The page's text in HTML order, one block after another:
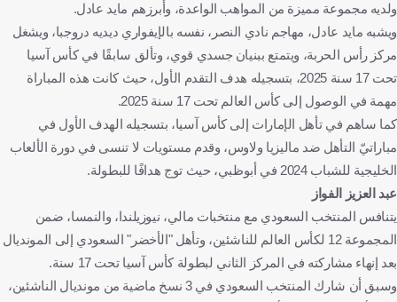
ولديه مجموعة مميزة من المواهب الواعدة، وأبرزهم مايد عادل.
ويشبه مايد عادل، مهاجم نادي النصر، نفسه بالإيفواري ديديه دروجبا، ويشغل
مركز رأس الحربة، ويتمتع ببنيان جسدي قوي، وتألق سابقًا في كأس آسيا
تحت 17 سنة 2025، بتسجيله هدف التقدم الأول، حيث كانت هذه المباراة
مهمة في الوصول إلى كأس العالم تحت 17 سنة 2025.
كما ساهم في تأهل الإمارات إلى كأس آسيا، بتسجيله الهدف الأول في
مباراتيّ التأهل ضد ماليزيا ولاوس، وقدم مستويات لا تنسى في دورة الألعاب
الخليجية للشباب 2024 في أبوظبي، حيث توج هدافًا للبطولة.
عبد العزيز الفواز
يتنافس المنتخب السعودي مع منتخبات مالي، نيوزيلندا، والنمسا، ضمن
المجموعة 12 لكأس العالم للناشئين، وتأهل "الأخضر" السعودي إلى المونديال
بعد إنهاء مشاركته في المركز الثاني لبطولة كأس آسيا تحت 17 سنة.
وسبق أن شارك المنتخب السعودي في 3 نسخ ماضية من مونديال الناشئين،